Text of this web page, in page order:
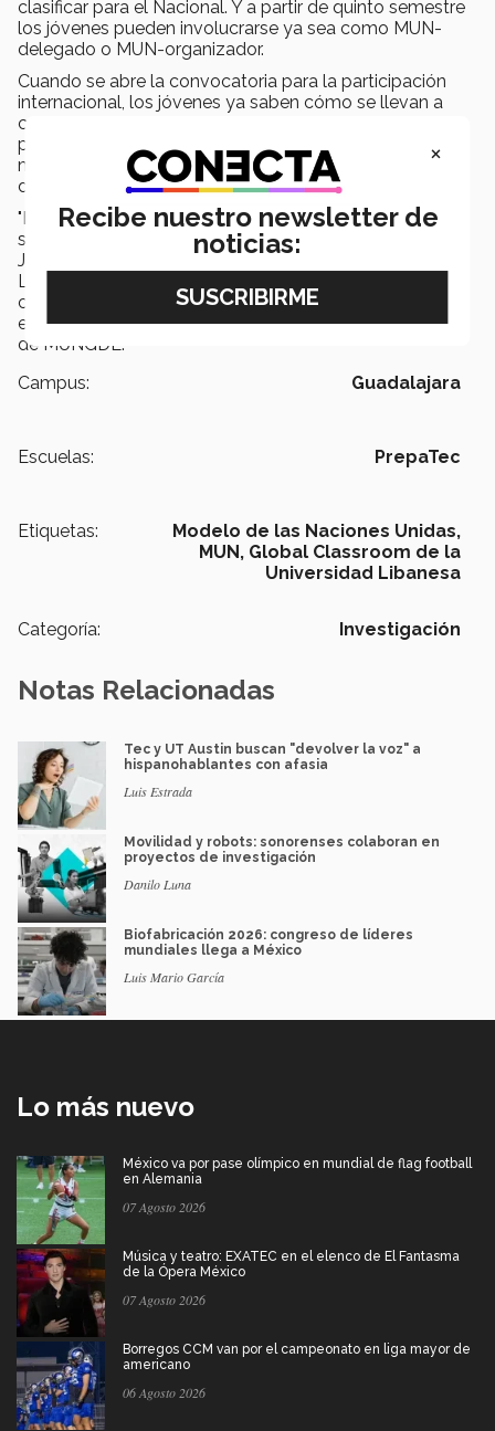
clasificar para el Nacional. Y a partir de quinto semestre
los jóvenes pueden involucrarse ya sea como MUN-
delegado o MUN-organizador.
Cuando se abre la convocatoria para la participación
internacional, los jóvenes ya saben cómo se llevan a
cabo estas simulaciones, deben de
para poder dialogar con alumnos todas partes del
mundo y estar enfocados durante los 3 o 4 días que
dura el encuentro.
"Es una experiencia inigualable, porque en primer lugar
se lleva a cabo con prepas de todo el mundo, desde
Japón hasta Estados Unidos, África, Europa,
Latinoamérica… el hecho de que el alumno esté
conviviendo con estos jóvenes les permite también
establecer relaciones”, concluyó la asesora académica
de MUNGDL.
Campus:
Guadalajara
Escuelas: PrepaTec
Etiquetas:
Modelo de las Naciones Unidas,
MUN, Global Classroom de la
Universidad Libanesa
Categoría: Investigación
Notas Relacionadas
Tec y UT Austin buscan "devolver la voz" a
hispanohablantes con afasia
Luis Estrada
Movilidad y robots: sonorenses colaboran en
proyectos de investigación
Danilo Luna
Biofabricación 2026: congreso de líderes
mundiales llega a México
Luis Mario García
Lo más nuevo
México va por pase olímpico en mundial de flag football
en Alemania
07 Agosto 2026
Música y teatro: EXATEC en el elenco de El Fantasma
de la Ópera México
07 Agosto 2026
Borregos CCM van por el campeonato en liga mayor de
americano
06 Agosto 2026
×
Recibe nuestro newsletter de
noticias: